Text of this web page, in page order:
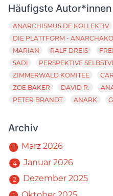
Häufigste Autor*innen
ANARCHISMUS.DE KOLLEKTIV
DIE PLATTFORM -
MARIAN
RALF DREIS
SADI
PERSPEKTIVE
ZIMMERWALD KOMITEE
ZOE BAKER
DAVID R.
PETER BRANDT
ANARK
Archiv
1 März 2026
4 Januar 2026
2 Dezember 2025